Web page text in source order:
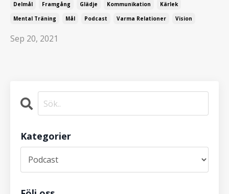
Delmål Framgång Glädje Kommunikation
Kärlek
Mental Träning
Mål Podcast Varma Relationer Vision
Sep 20, 2021
Kategorier